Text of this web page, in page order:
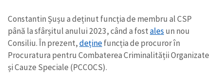
Constantin Șușu a deținut funcția de membru al CSP
până la sfârșitul anului 2023, când a fostales un nou
Consiliu. În prezent,deținefuncția de procuror în
Procuratura pentru Combaterea Criminalității Organizate
și Cauze Speciale (PCCOCS).